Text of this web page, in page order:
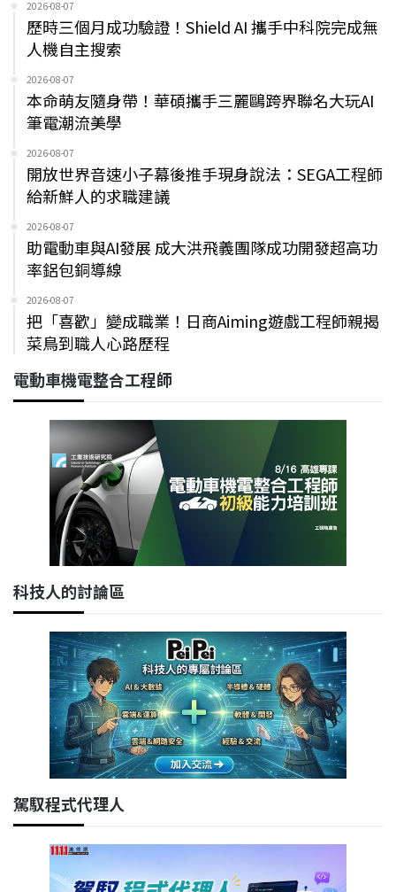
2026-08-07
歷時三個月成功驗證！Shield AI 攜手中科院完成無
人機自主搜索
2026-08-07
本命萌友隨身帶！華碩攜手三麗鷗跨界聯名大玩AI
筆電潮流美學
2026-08-07
開放世界音速小子幕後推手現身說法：SEGA工程師
給新鮮人的求職建議
2026-08-07
助電動車與AI發展 成大洪飛義團隊成功開發超高功
率鋁包銅導線
2026-08-07
把「喜歡」變成職業！日商Aiming遊戲工程師親揭
菜鳥到職人心路歷程
電動車機電整合工程師
科技人的討論區
駕馭程式代理人